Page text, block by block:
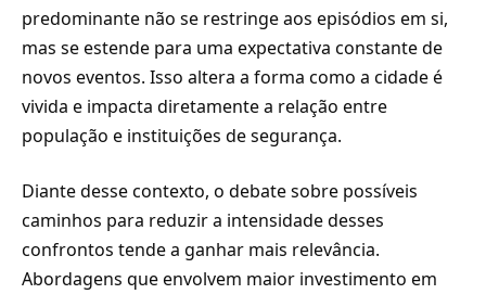
predominante não se restringe aos episódios em si,
mas se estende para uma expectativa constante de
novos eventos. Isso altera a forma como a cidade é
vivida e impacta diretamente a relação entre
população e instituições de segurança.
Diante desse contexto, o debate sobre possíveis
caminhos para reduzir a intensidade desses
confrontos tende a ganhar mais relevância.
Abordagens que envolvem maior investimento em